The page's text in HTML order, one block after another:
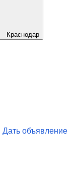
Краснодар
Дать объявление